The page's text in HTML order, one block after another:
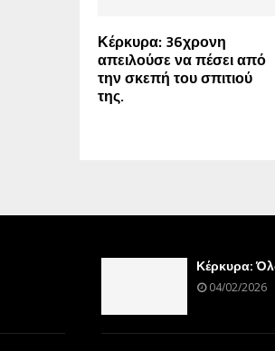
Κέρκυρα: 36χρονη
απειλούσε να πέσει από
την σκεπή του σπιτιού
της.
Κέρκυρα:
04/02/2026